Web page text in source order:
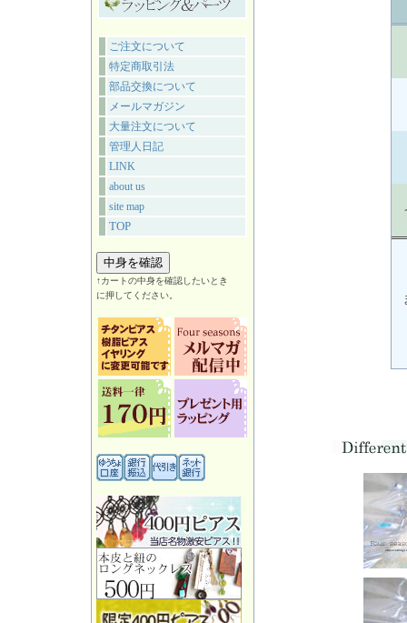
ご注文について
特定商取引法
部品交換について
メールマガジン
大量注文について
管理人日記
LINK
about us
site map
TOP
↑カートの中身を確認したいとき
に押してください。